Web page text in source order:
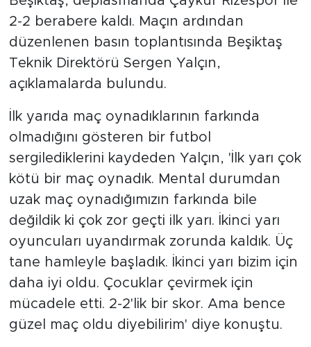
2-2 berabere kaldı. Maçın ardından
düzenlenen basın toplantısında Beşiktaş
Teknik Direktörü Sergen Yalçın,
açıklamalarda bulundu.
İlk yarıda maç oynadıklarının farkında
olmadığını gösteren bir futbol
sergilediklerini kaydeden Yalçın, 'İlk yarı çok
kötü bir maç oynadık. Mental durumdan
uzak maç oynadığımızın farkında bile
değildik ki çok zor geçti ilk yarı. İkinci yarı
oyuncuları uyandırmak zorunda kaldık. Üç
tane hamleyle başladık. İkinci yarı bizim için
daha iyi oldu. Çocuklar çevirmek için
mücadele etti. 2-2'lik bir skor. Ama bence
güzel maç oldu diyebilirim' diye konuştu.